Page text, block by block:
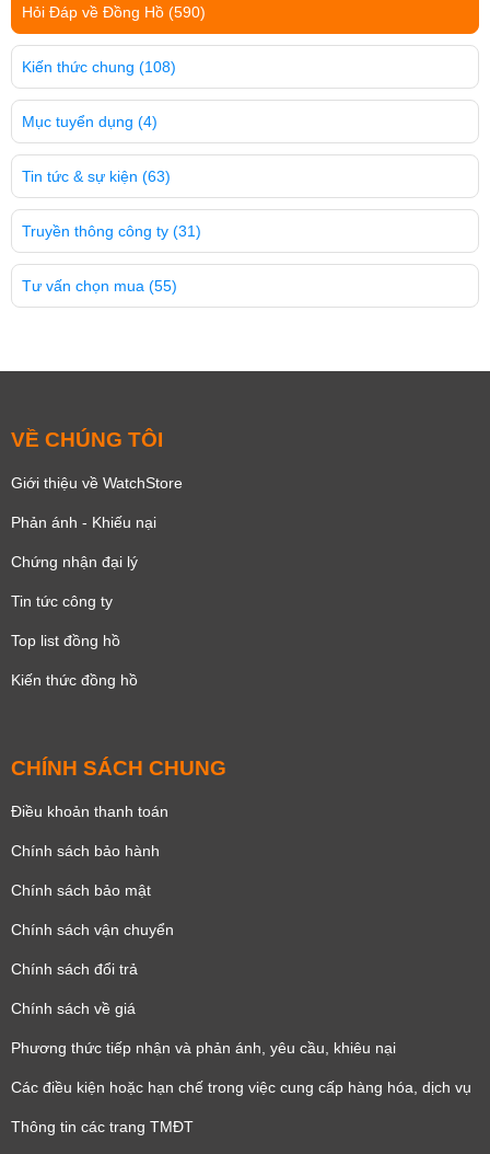
Hỏi Đáp về Đồng Hồ (590)
Kiến thức chung (108)
Mục tuyển dụng (4)
Tin tức & sự kiện (63)
Truyền thông công ty (31)
Tư vấn chọn mua (55)
VỀ CHÚNG TÔI
Giới thiệu về WatchStore
Phản ánh - Khiếu nại
Chứng nhận đại lý
Tin tức công ty
Top list đồng hồ
Kiến thức đồng hồ
CHÍNH SÁCH CHUNG
Điều khoản thanh toán
Chính sách bảo hành
Chính sách bảo mật
Chính sách vận chuyển
Chính sách đổi trả
Chính sách về giá
Phương thức tiếp nhận và phản ánh, yêu cầu, khiêu nại
Các điều kiện hoặc hạn chế trong việc cung cấp hàng hóa, dịch vụ
Thông tin các trang TMĐT